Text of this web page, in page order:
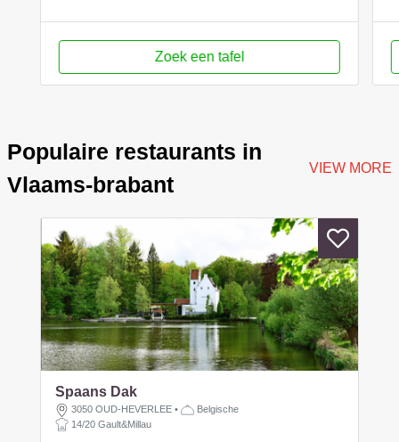
Zoek een tafel
Populaire restaurants in
Vlaams-brabant
VIEW MORE
Spaans Dak
3050 OUD-HEVERLEE •
Belgische
14/20 Gault&Millau